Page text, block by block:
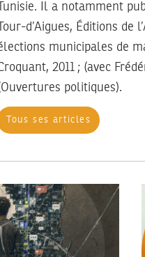
Tunisie. Il a notamment
Tour-d’Aigues, Éditions
municipales de
2011 ; (avec
politiques).
Tous ses articles